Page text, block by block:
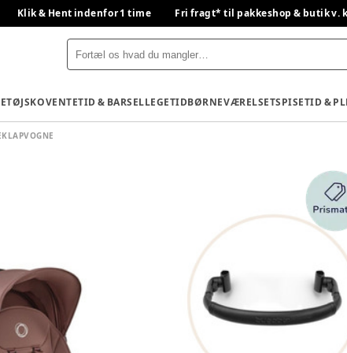
Klik & Hent indenfor 1 time Fri fragt* til pakkeshop & butik v.
TØJSKOVENTETID & BARSELLEGETIDBØRNEVÆRELSETSPISETID &